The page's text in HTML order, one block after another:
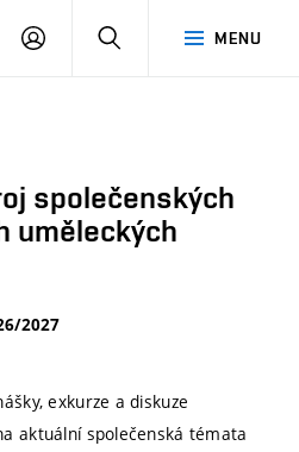
MENU
PŘIHLÁSIT
společenských
uměleckých
2027
exkurze a diskuze
aktuální společenská témata